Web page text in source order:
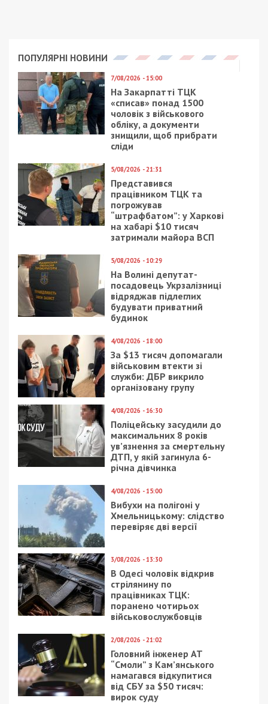
ПОПУЛЯРНІ НОВИНИ
7/08/2026 - 15:00
На Закарпатті ТЦК
«списав» понад 1500
чоловік з військового
обліку, а документи
знищили, щоб прибрати
сліди
5/08/2026 - 21:31
Представився
працівником ТЦК та
погрожував
“штрафбатом”: у Харкові
на хабарі $10 тисяч
затримали майора ВСП
5/08/2026 - 10:29
На Волині депутат-
посадовець Укрзалізниці
відряджав підлеглих
будувати приватний
будинок
4/08/2026 - 18:00
За $13 тисяч допомагали
військовим втекти зі
служби: ДБР викрило
організовану групу
4/08/2026 - 16:30
Поліцейську засудили до
максимальних 8 років
ув’язнення за смертельну
ДТП, у якій загинула 6-
річна дівчинка
4/08/2026 - 15:00
Вибухи на полігоні у
Хмельницькому: слідство
перевіряє дві версії
3/08/2026 - 13:30
В Одесі чоловік відкрив
стрілянину по
працівниках ТЦК:
поранено чотирьох
військовослужбовців
2/08/2026 - 21:02
Головний інженер АТ
“Смоли” з Кам’янського
намагався відкупитися
від СБУ за $50 тисяч:
вирок суду